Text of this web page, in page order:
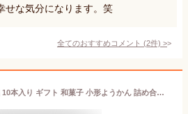
せな気分になります。笑
全てのおすすめコメント (2件) >
とらや 虎屋 小形羊羹 10本入り ギフト 和菓子 小形ようかん 詰め合わせ 個包装 お菓子 菓子折り 羊羹 ようかん あんこ スイーツ 百貨店 デパ地下 老舗 手土産 プレゼント 人気 結婚 出産 お祝 退職 贈り物 約5-10日でのお届け※沖縄・離島へは届不可(A)